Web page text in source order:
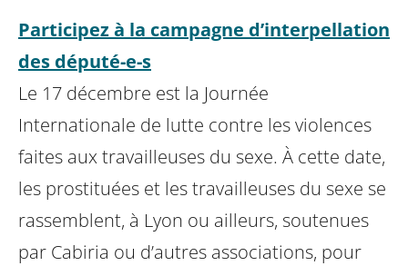
Participez à la campagne d’interpellation
des député-e-s
Le 17 décembre est la Journée
Internationale de lutte contre les violences
faites aux travailleuses du sexe. À cette date,
les prostituées et les travailleuses du sexe se
rassemblent, à Lyon ou ailleurs, soutenues
par Cabiria ou d’autres associations, pour